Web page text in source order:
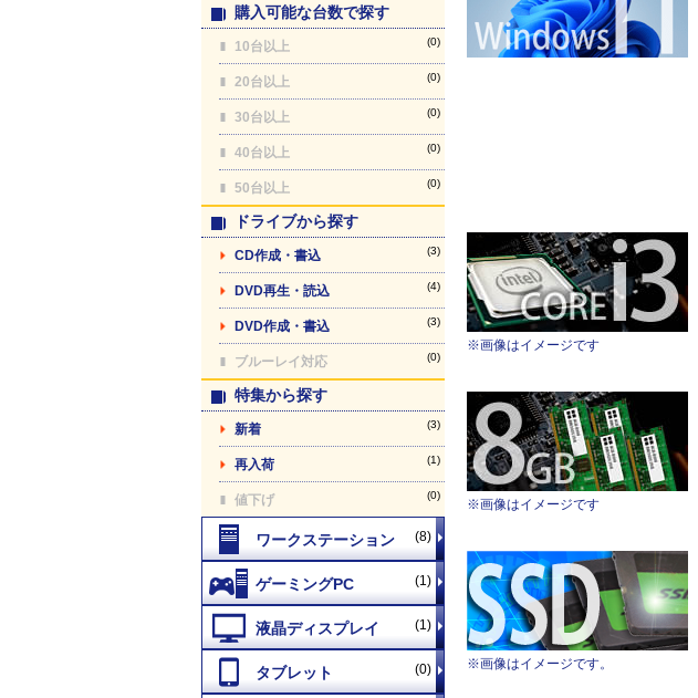
購入可能な台数で探す
10台以上 (0)
20台以上 (0)
30台以上 (0)
40台以上 (0)
50台以上 (0)
ドライブから探す
CD作成・書込 (3)
DVD再生・読込 (4)
DVD作成・書込 (3)
ブルーレイ対応 (0)
特集から探す
新着 (3)
再入荷 (1)
値下げ (0)
(8)
(1)
(1)
(0)
※画像はイメージです
※画像はイメージです
※画像はイメージです。